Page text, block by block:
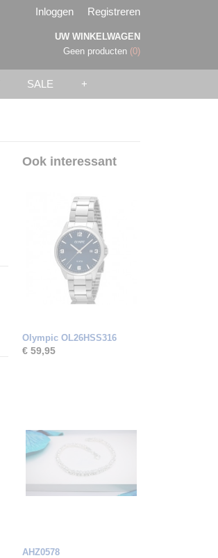
Inloggen Registreren
UW WINKELWAGEN
Geen producten (0)
SALE +
Ook interessant
Olympic OL26HSS316
€ 59,95
AHZ0578